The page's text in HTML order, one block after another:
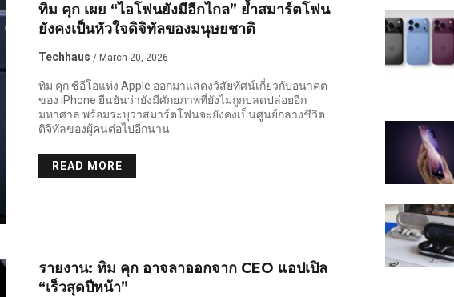
ทิม คุก เผย “ไอโฟนยังมีอีกไกล” ย้ำสมาร์ตโฟน
ยังคงเป็นหัวใจดิจิทัลของมนุษยชาติ
Techhaus / March 20, 2026
ทิม คุก ซีอีโอแห่ง Apple ออกมาแสดงวิสัยทัศน์เกี่ยวกับอนาคต
ของ iPhone ยืนยันว่ายังมีศักยภาพที่ยังไม่ถูกปลดปล่อยอีก
มหาศาล พร้อมระบุว่าสมาร์ตโฟนจะยังคงเป็นศูนย์กลางชีวิต
ดิจิทัลของผู้คนต่อไปอีกนาน
READ MORE
รายงาน: ทิม คุก อาจลาออกจาก CEO แอปเปิล
“เร็วสุดปีหน้า”